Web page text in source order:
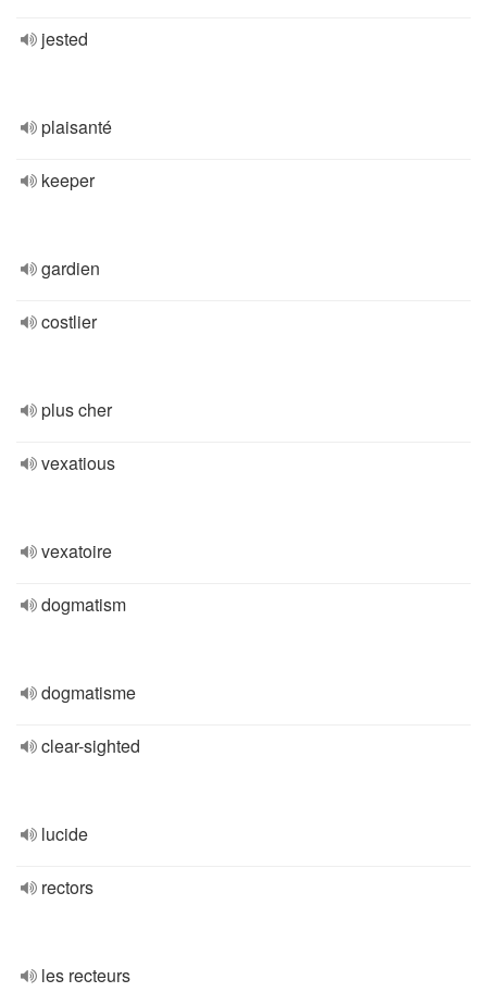
jested
plaisanté
keeper
gardien
costlier
plus cher
vexatious
vexatoire
dogmatism
dogmatisme
clear-sighted
lucide
rectors
les recteurs